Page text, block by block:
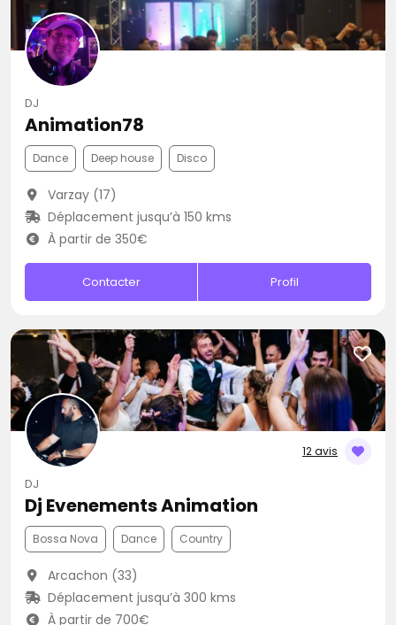
DJ
Animation78
Dance Deep house Disco
Varzay (17)
Déplacement jusqu’à 150 kms
À partir de 350€
Contacter Profil
12 avis
DJ
Dj Evenements Animation
Bossa Nova Dance Country
Arcachon (33)
Déplacement jusqu’à 300 kms
À partir de 700€